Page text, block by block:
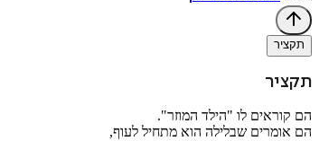
תקציר
תקציר
הם קוראים לו "הילד המוזר".
הם אומרים שבלילה הוא מתחיל לעוף,